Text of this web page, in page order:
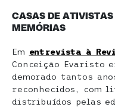
CASAS DE ATIVISTAS
MEMÓRIAS
Em entrevista à
Conceição Evaristo
demorado tantos
reconhecidos, com
distribuídos pelas